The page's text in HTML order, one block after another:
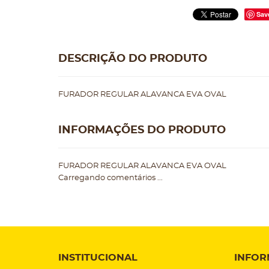
DESCRIÇÃO DO PRODUTO
FURADOR REGULAR ALAVANCA EVA OVAL
INFORMAÇÕES DO PRODUTO
FURADOR REGULAR ALAVANCA EVA OVAL
Carregando comentários ...
INSTITUCIONAL